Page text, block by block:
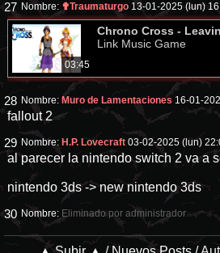
27 Nombre: ✟Traumaturgo 13-01-2025 (lun)
03:45
Chrono Cross -
Link Music Game
28 Nombre: Muro de Lamentaciones 16-01-
fallout 2
29 Nombre: H.P. Lovecraft 03-02-2025 (lun)
al parecer la nintendo switch 2 va a
nintendo 3ds -> new nintendo 3ds
30 Nombre: Eliminado por administrador